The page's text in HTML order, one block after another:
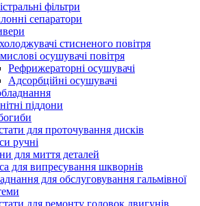
фільтри
сепаратори
стисненого повітря
осушувачі повітря
Рефрижераторні осушувачі
Адсорбційні осушувачі
піддони
для проточування дисків
ручні
для миття деталей
для випресування шкворнів
для обслуговування гальмівної
для ремонту головок двигунів